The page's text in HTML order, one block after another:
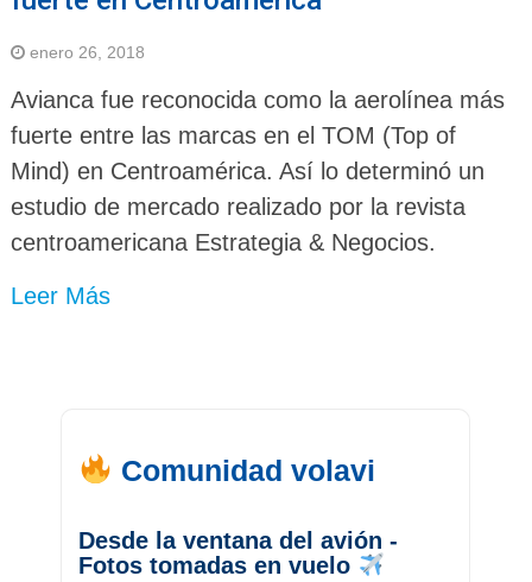
enero 26, 2018
Avianca fue reconocida como la aerolínea más
fuerte entre las marcas en el TOM (Top of
Mind) en Centroamérica. Así lo determinó un
estudio de mercado realizado por la revista
centroamericana Estrategia & Negocios.
Leer Más
Comunidad volavi
Desde la ventana del avión -
Fotos tomadas en vuelo